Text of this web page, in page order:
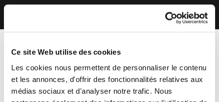
Ce site Web utilise des cookies
Les cookies nous permettent de personnaliser le contenu
et les annonces, d'offrir des fonctionnalités relatives aux
médias sociaux et d'analyser notre trafic. Nous